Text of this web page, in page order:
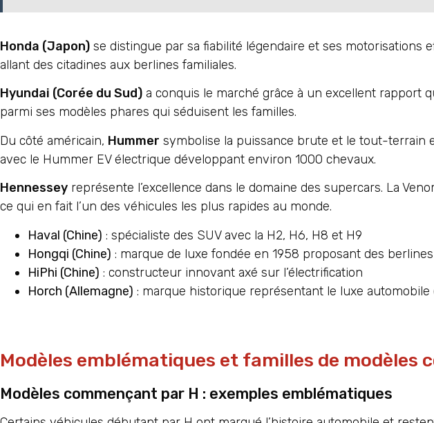
Honda (Japon) se distingue par sa fiabilité légendaire et ses motorisations
allant des citadines aux berlines familiales.
Hyundai (Corée du Sud) a conquis le marché grâce à un excellent rapport
parmi ses modèles phares qui séduisent les familles.
Du côté américain, Hummer symbolise la puissance brute et le tout-terrain
avec le Hummer EV électrique développant environ 1000 chevaux.
Hennessey représente l’excellence dans le domaine des supercars. La
ce qui en fait l’un des véhicules les plus rapides au monde.
Haval (Chine) : spécialiste des SUV avec la H2, H6, H8 et H9
Hongqi (Chine) : marque de luxe fondée en 1958 proposant des
HiPhi (Chine) : constructeur innovant axé sur l’électrification
Horch (Allemagne) : marque historique représentant le luxe automobile
Modèles emblématiques et familles de modèles
Modèles commençant par H : exemples emblématiques